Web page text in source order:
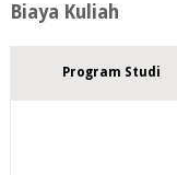
Biaya Kuliah
Program Studi